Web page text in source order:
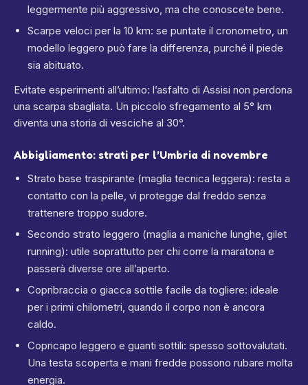
leggermente più aggressivo, ma che conoscete bene.
Scarpe veloci per la 10 km: se puntate il cronometro, un
modello leggero può fare la differenza, purché il piede
sia abituato.
Evitate esperimenti all’ultimo: l’asfalto di Assisi non perdona
una scarpa sbagliata. Un piccolo sfregamento al 5° km
diventa una storia di vesciche al 30°.
Abbigliamento: strati per l’Umbria di novembre
Strato base traspirante (maglia tecnica leggera): resta a
contatto con la pelle, vi protegge dal freddo senza
trattenere troppo sudore.
Secondo strato leggero (maglia a maniche lunghe, gilet
running): utile soprattutto per chi corre la maratona e
passerà diverse ore all’aperto.
Copribraccia o giacca sottile facile da togliere: ideale
per i primi chilometri, quando il corpo non è ancora
caldo.
Copricapo leggero e guanti sottili: spesso sottovalutati.
Una testa scoperta e mani fredde possono rubare molta
energia.